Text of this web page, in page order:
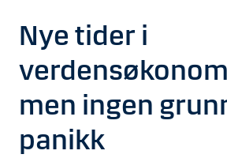
Nye tider i
men ingen
panikk